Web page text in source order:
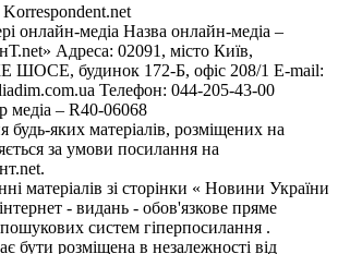
онлайн-медіа Назва онлайн-медіа –
Адреса: 02091, місто Київ,
будинок 172-Б, офіс 208/1 E-mail:
Телефон: 044-205-43-00
медіа – R40-06068
будь-яких матеріалів, розміщених на
за умови посилання на
матеріалів зі сторінки « Новини України
- видань - обов'язкове пряме
систем гіперпосилання .
бути розміщена в незалежності від